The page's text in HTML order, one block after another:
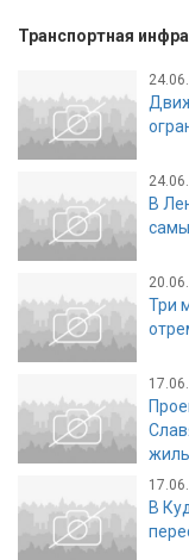
Транспортная
В
Три
В